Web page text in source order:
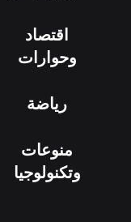
اقتصاد
وحوارات
رياضة
منوعات
وتكنولوجيا